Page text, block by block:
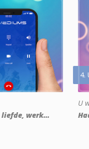
werk...
4.
U